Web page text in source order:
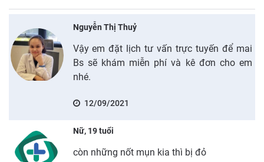
Nguyễn Thị Thuỷ
Vậy em đặt lịch tư vấn trực tuyến để mai
Bs sẽ khám miễn phí và kê đơn cho em
nhé.
12/09/2021
Nữ, 19 tuổi
còn những nốt mụn kia thì bị đỏ